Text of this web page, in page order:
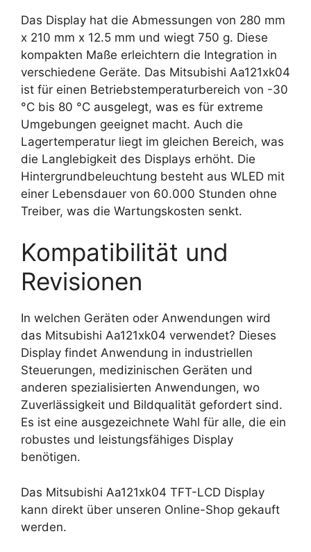
Das Display hat die Abmessungen von 280 mm
x 210 mm x 12.5 mm und wiegt 750 g. Diese
kompakten Maße erleichtern die Integration in
verschiedene Geräte. Das Mitsubishi Aa121xk04
ist für einen Betriebstemperaturbereich von -30
°C bis 80 °C ausgelegt, was es für extreme
Umgebungen geeignet macht. Auch die
Lagertemperatur liegt im gleichen Bereich, was
die Langlebigkeit des Displays erhöht. Die
Hintergrundbeleuchtung besteht aus WLED mit
einer Lebensdauer von 60.000 Stunden ohne
Treiber, was die Wartungskosten senkt.
Kompatibilität und
Revisionen
In welchen Geräten oder Anwendungen wird
das Mitsubishi Aa121xk04 verwendet? Dieses
Display findet Anwendung in industriellen
Steuerungen, medizinischen Geräten und
anderen spezialisierten Anwendungen, wo
Zuverlässigkeit und Bildqualität gefordert sind.
Es ist eine ausgezeichnete Wahl für alle, die ein
robustes und leistungsfähiges Display
benötigen.
Das Mitsubishi Aa121xk04 TFT-LCD Display
kann direkt über unseren Online-Shop gekauft
werden.